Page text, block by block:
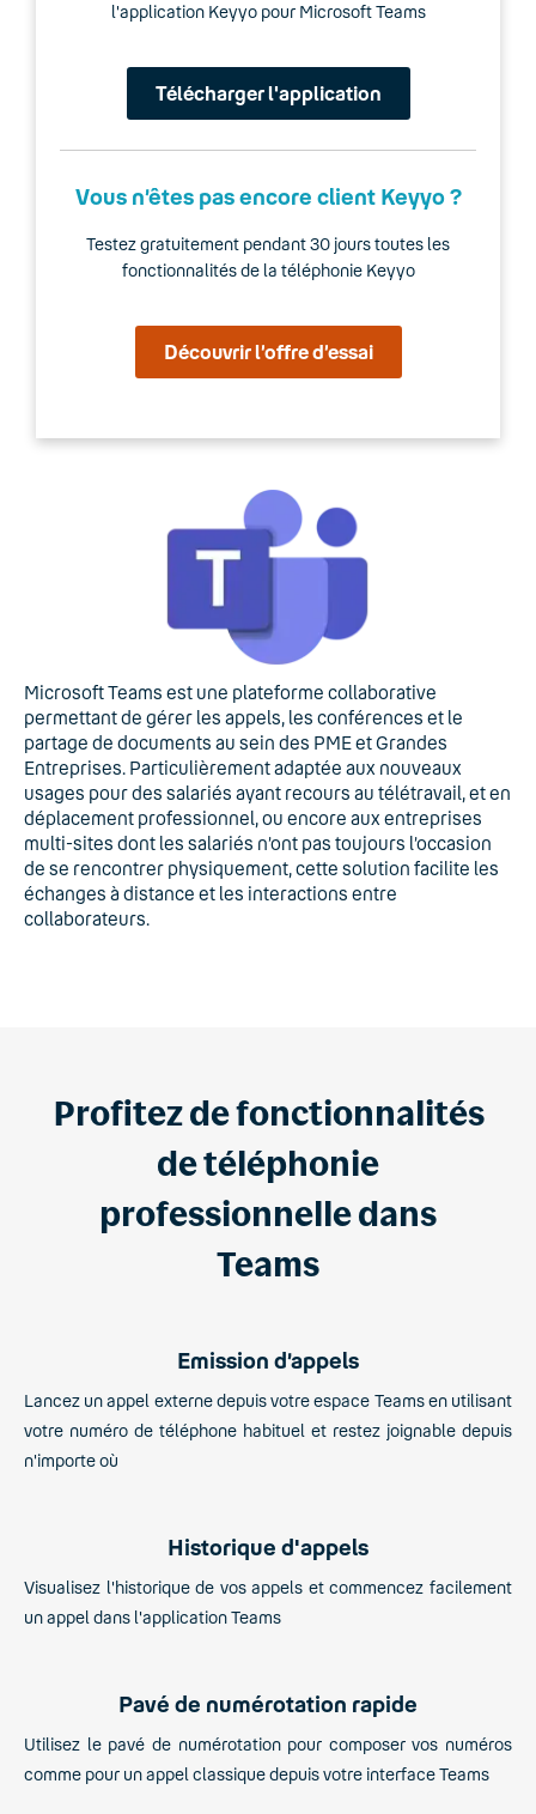
l'application Keyyo pour Microsoft Teams
Télécharger l'application
Vous n’êtes pas encore client Keyyo ?
Testez gratuitement pendant 30 jours toutes les
fonctionnalités de la téléphonie Keyyo
Découvrir l’offre d’essai
Microsoft Teams est une plateforme collaborative
permettant de gérer les appels, les conférences et le
partage de documents au sein des PME et Grandes
Entreprises. Particulièrement adaptée aux nouveaux
usages pour des salariés ayant recours au télétravail, et en
déplacement professionnel, ou encore aux entreprises
multi-sites dont les salariés n’ont pas toujours l’occasion
de se rencontrer physiquement, cette solution facilite les
échanges à distance et les interactions entre
collaborateurs.
Profitez de fonctionnalités
de téléphonie
professionnelle dans
Teams
Emission d’appels
Lancez un appel externe depuis votre espace Teams en utilisant
votre numéro de téléphone habituel et restez joignable depuis
n'importe où
Historique d'appels
Visualisez l'historique de vos appels et commencez facilement
un appel dans l'application Teams
Pavé de numérotation rapide
Utilisez le pavé de numérotation pour composer vos numéros
comme pour un appel classique depuis votre interface Teams